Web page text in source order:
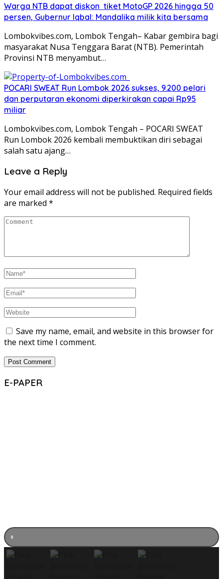
Warga NTB dapat diskon tiket MotoGP 2026 hingga 50
persen, Gubernur Iqbal: Mandalika milik kita bersama
Lombokvibes.com, Lombok Tengah– Kabar gembira bagi
masyarakat Nusa Tenggara Barat (NTB). Pemerintah
Provinsi NTB menyambut…
POCARI SWEAT Run Lombok 2026 sukses, 9.200 pelari
dan perputaran ekonomi diperkirakan capai Rp95
miliar
Lombokvibes.com, Lombok Tengah – POCARI SWEAT
Run Lombok 2026 kembali membuktikan diri sebagai
salah satu ajang…
Leave a Reply
Your email address will not be published. Required fields
are marked *
Save my name, email, and website in this browser for
the next time I comment.
E-PAPER